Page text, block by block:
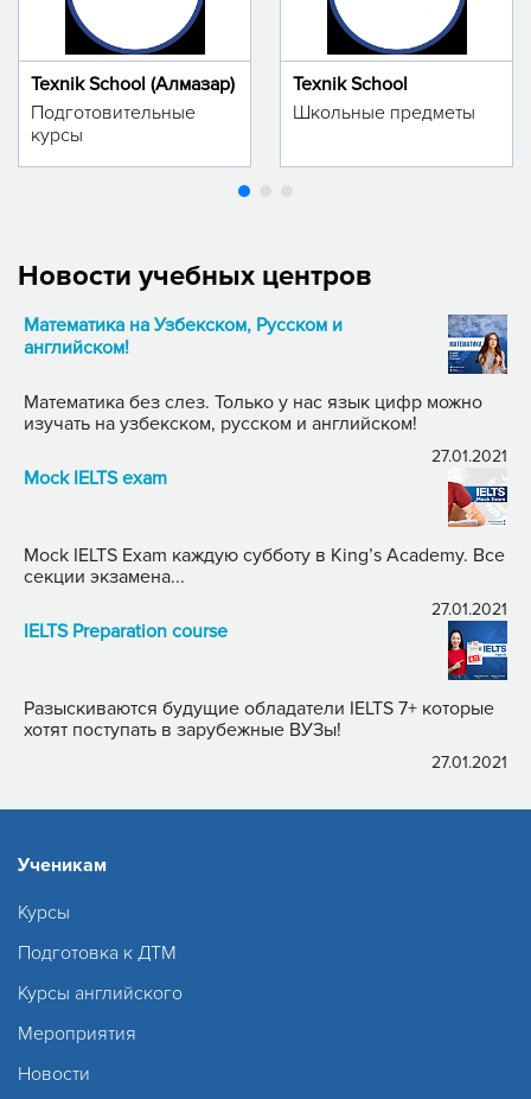
Texnik School (Алмазар)
Подготовительные
курсы
Texnik School
Школьные предметы
Новости учебных центров
Математика на Узбекском, Русском и
английском!
Математика без слез. Только у нас язык цифр можно
изучать на узбекском, русском и английском!
27.01.2021
Mock IELTS exam
Mock IELTS Exam каждую субботу в King’s Academy. Все
секции экзамена...
27.01.2021
IELTS Preparation course
Разыскиваются будущие обладатели IELTS 7+ которые
хотят поступать в зарубежные ВУЗы!
27.01.2021
Ученикам
Курсы
Подготовка к ДТМ
Курсы английского
Мероприятия
Новости